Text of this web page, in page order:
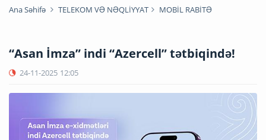
Ana Səhifə TELEKOM VƏ NƏQLİYYAT MOBİL RABİTƏ
“Asan İmza” indi “Azercell” tətbiqində!
24-11-2025 12:05